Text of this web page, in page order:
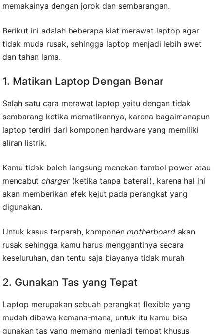
memakainya dengan jorok dan sembarangan.
Berikut ini adalah beberapa kiat merawat laptop agar
tidak muda rusak, sehingga laptop menjadi lebih awet
dan tahan lama.
1. Matikan Laptop Dengan Benar
Salah satu cara merawat laptop yaitu dengan tidak
sembarang ketika mematikannya, karena bagaimanapun
laptop terdiri dari komponen hardware yang memiliki
aliran listrik.
Kamu tidak boleh langsung menekan tombol power atau
mencabut charger(ketika tanpa baterai), karena hal ini
akan memberikan efek kejut pada perangkat yang
digunakan.
Untuk kasus terparah, komponen motherboard akan
rusak sehingga kamu harus menggantinya secara
keseluruhan, dan tentu saja biayanya tidak murah
2. Gunakan Tas yang Tepat
Laptop merupakan sebuah perangkat flexible yang
mudah dibawa kemana-mana, untuk itu kamu bisa
gunakan tas yang memang menjadi tempat khusus